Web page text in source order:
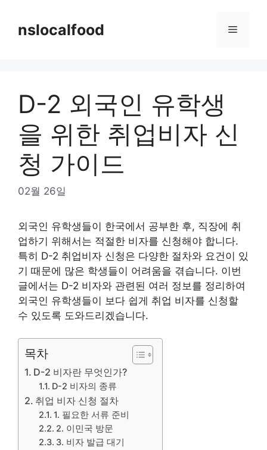
contentnslocalfood Menu
D-2 외국인 유학생
을 위한 취업비자 신
청 가이드
02월 26일
외국인 유학생들이 한국에서 공부한 후, 직장에 취
업하기 위해서는 적절한 비자를 신청해야 합니다.
특히 D-2 취업비자 신청은 다양한 절차와 요건이 있
기 때문에 많은 학생들이 어려움을 겪습니다. 이번
글에서는 D-2 비자와 관련된 여러 정보를 정리하여
외국인 유학생들이 보다 쉽게 취업 비자를 신청할
수 있도록 도와드리겠습니다.
목차
D-2 비자란 무엇인가?
D-2 비자의 종류
취업 비자 신청 절차
1. 필요한 서류 준비
2. 이민국 방문
3. 비자 발급 대기